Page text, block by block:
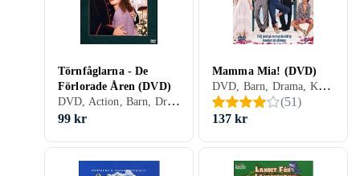
Törnfåglarna - De
Förlorade Åren (DVD)
DVD, Action, Barn, Drama, TV-serie, Sverige (SE)
99 kr
Mamma Mia! (DVD)
DVD, Barn, Drama, Komedi, Musik, Musical, Romantik, Familj, Sverige (SE)
(51)
137 kr